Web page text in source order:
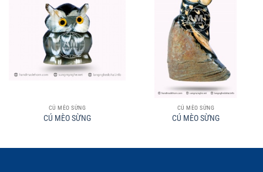
CÚ MÈO SỪNG
CÚ MÈO SỪNG
CÚ MÈO SỪNG
CÚ MÈO SỪNG